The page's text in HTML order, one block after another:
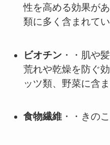
性を高める効果が
類に多く含まれてい
ビオチン ・・肌や
荒れや乾燥を防ぐ
ッツ類、野菜に含
食物繊維 ・・きの